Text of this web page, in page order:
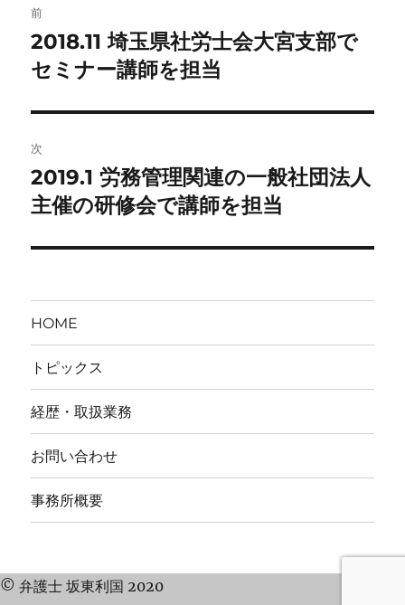
稿
ナ
ビ
ゲ
ー
ン
前
前
の
稿:
2018.11 埼玉県社労士会大宮支部で
セミナー講師を担当
次
次
の
稿:
2019.1 労務管理関連の一般社団法人
主催の研修会で講師を担当
HOME
トピックス
経歴・取扱業務
お問い合わせ
事務所概要
© 弁護士 坂東利国 2020